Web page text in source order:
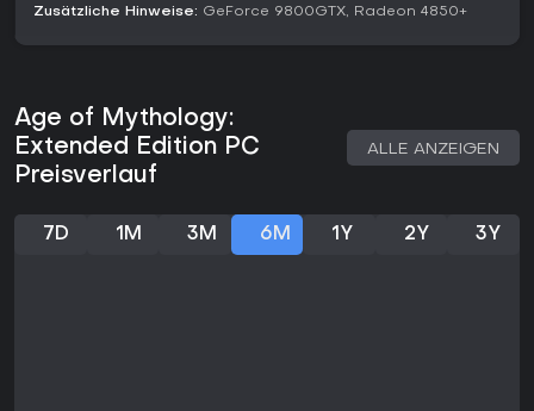
Achilles. Ägypter punkten mit defensiven Strukturen und
Sphinxes. Nordmänner glänzen mit mobiler Infanterie und
Titans erweitert um Atlanteans mit Bürgern, die keine Drop-
off-Points brauchen, und Orakeln zum Scouten. Die 2016
erschienene Tale of the Dragon-Erweiterung fügt die
Chinesen mit eigenen Units und Göttern hinzu, trotz Kritik an
Major God, pro Epoche einen Minor God für Spezialboni.
Zusätzliche Hinweise: GeForce 9800GTX, Radeon 4850+
Age of Mythology:
Extended Edition PC
Preisverlauf
ALLE ANZEIGEN
7D 1M 3M 6M 1Y 2Y 3Y